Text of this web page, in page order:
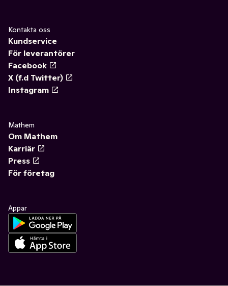
Kontakta oss
Kundservice
För leverantörer
Facebook
X (f.d Twitter)
Instagram
Mathem
Om Mathem
Karriär
Press
För företag
Appar